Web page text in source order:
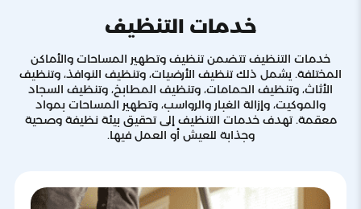
خدمات التنظيف
خدمات التنظيف تتضمن تنظيف وتطهير المساحات والأماكن
المختلفة. يشمل ذلك تنظيف الأرضيات، وتنظيف النوافذ، وتنظيف
الأثاث، وتنظيف الحمامات، وتنظيف المطابخ، وتنظيف السجاد
والموكيت، وإزالة الغبار والرواسب، وتطهير المساحات بمواد
معقمة. تهدف خدمات التنظيف إلى تحقيق بيئة نظيفة وصحية
وجذابة للعيش أو العمل فيها.